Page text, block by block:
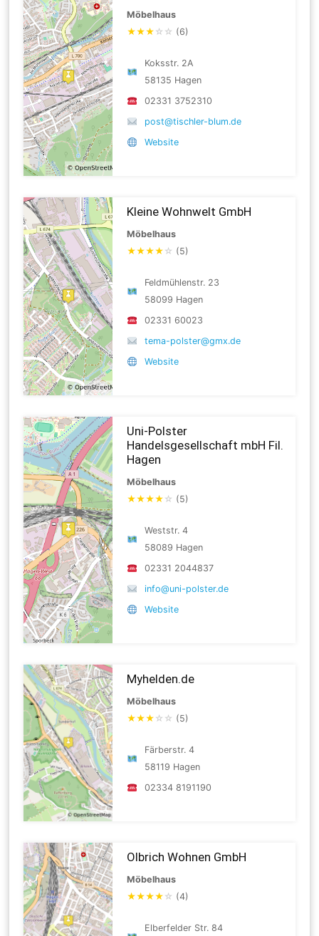
Möbelhaus
★★★ ☆ ☆ (6)
Koksstr. 2A
58135 Hagen
02331 3752310
post@tischler-blum.de
Website
Kleine Wohnwelt GmbH
Möbelhaus
★★★★ ☆ (5)
Feldmühlenstr. 23
58099 Hagen
02331 60023
tema-polster@gmx.de
Website
Uni-Polster
Handelsgesellschaft mbH Fil.
Hagen
Möbelhaus
★★★★ ☆ (5)
Weststr. 4
58089 Hagen
02331 2044837
info@uni-polster.de
Website
Myhelden.de
Möbelhaus
★★★ ☆ ☆ (5)
Färberstr. 4
58119 Hagen
02334 8191190
Olbrich Wohnen GmbH
Möbelhaus
★★★★ ☆ (4)
Elberfelder Str. 84